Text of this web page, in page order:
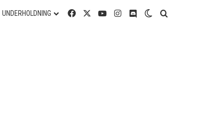
UNDERHOLDNING FacebookYouTubeInstagram
DiscordSwitch skin